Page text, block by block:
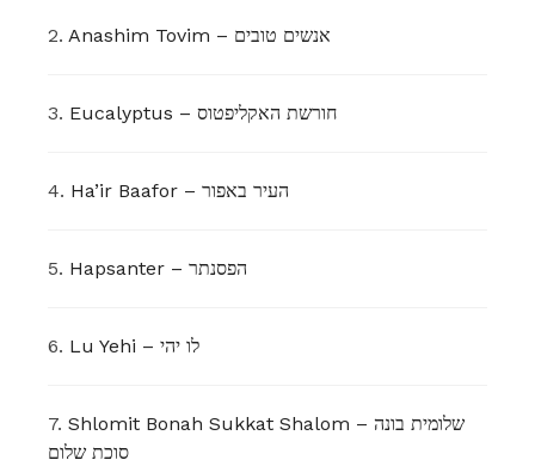
2. Anashim Tovim – אנשים טובים
3. Eucalyptus – חורשת האקליפטוס
4. Ha’ir Baafor – העיר באפור
5. Hapsanter – הפסנתר
6. Lu Yehi – לו יהי
7. Shlomit Bonah Sukkat Shalom – שלומית בונה
סוכת שלום